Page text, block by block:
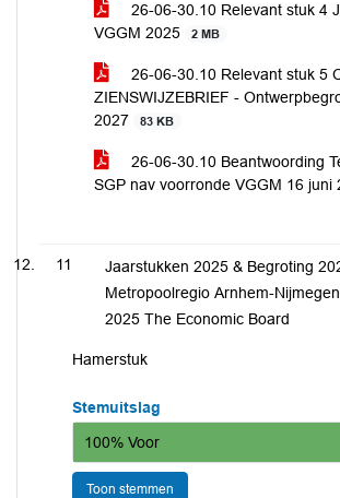
26-06-30.10 Relevant stuk 4
VGGM 2025
2 MB
26-06-30.10 Relevant stuk 5
ZIENSWIJZEBRIEF -
2027
83 KB
26-06-30.10 Beantwoording
SGP nav voorronde VGGM 16 juni
11
Jaarstukken 2025 & Begroting
Metropoolregio Arnhem-
2025 The Economic Board
Hamerstuk
Stemuitslag
100% Voor
Toon stemmen